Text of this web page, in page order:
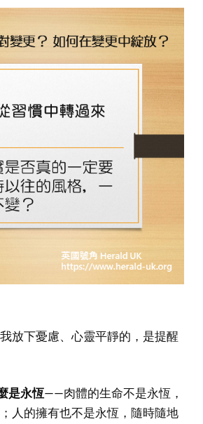
放下憂慮、心靈平靜的，是提醒
是永恆——肉體的生命不是永恆，
人的擁有也不是永恆，隨時隨地